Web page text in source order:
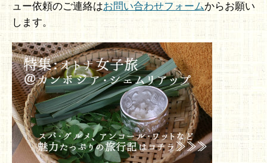
ュー依頼のご連絡はお問い合わせフォームからお願い
します。